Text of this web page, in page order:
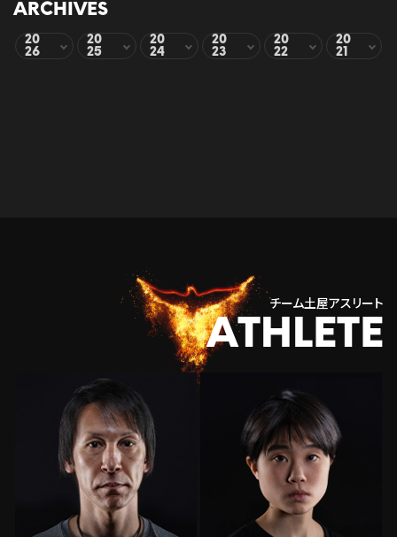
ARCHIVES
20
26
20
25
20
24
20
23
20
22
20
21
チーム土屋アスリート